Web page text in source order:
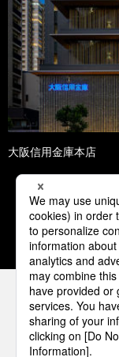
大阪信用金庫本店
1
パナソニ